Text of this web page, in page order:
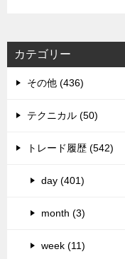
カテゴリー
その他 (436)
テクニカル (50)
トレード履歴 (542)
day (401)
month (3)
week (11)